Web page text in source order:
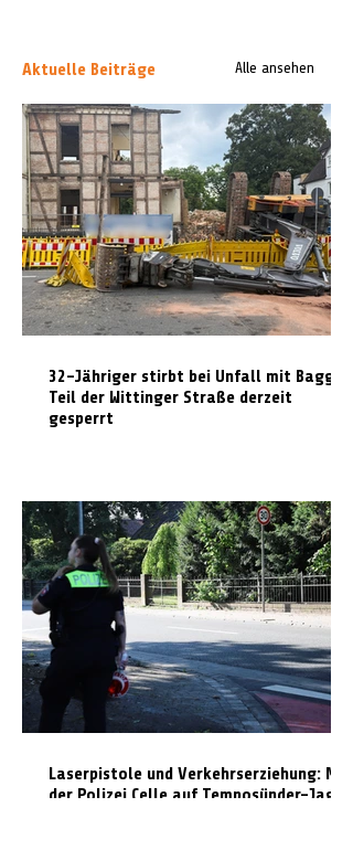
Aktuelle Beiträge Alle ansehen
32-Jähriger stirbt bei Unfall mit Bagger:
Teil der Wittinger Straße derzeit
gesperrt
Laserpistole und Verkehrserziehung: Mit
der Polizei Celle auf Temposünder-Jagd